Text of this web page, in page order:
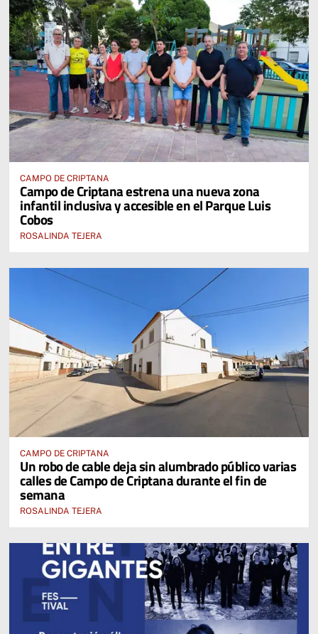
CAMPO DE CRIPTANA
Campo de Criptana estrena una nueva zona
infantil inclusiva y accesible en el Parque Luis
Cobos
ROSALINDA TEJERA
CAMPO DE CRIPTANA
Un robo de cable deja sin alumbrado público varias
calles de Campo de Criptana durante el fin de
semana
ROSALINDA TEJERA